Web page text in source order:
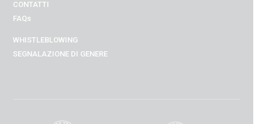
CONTATTI
FAQs
WHISTLEBLOWING
SEGNALAZIONE DI GENERE